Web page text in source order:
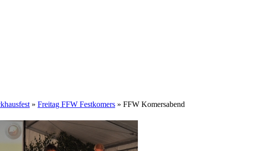
» Freitag FFW Festkomers » FFW Komersabend